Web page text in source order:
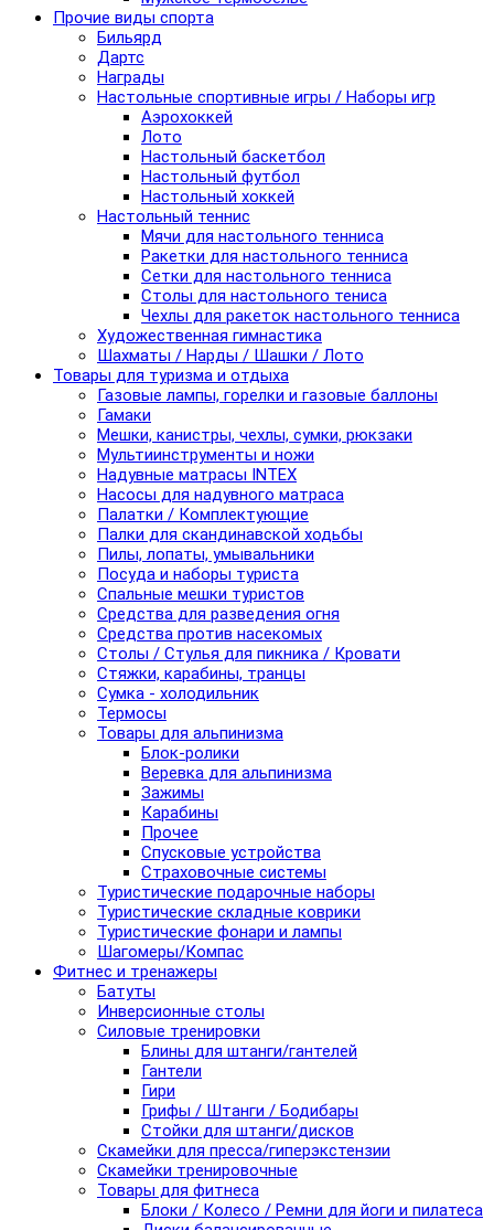
Прочие виды спорта
Бильярд
Дартс
Награды
Настольные спортивные игры / Наборы игр
Аэрохоккей
Лото
Настольный баскетбол
Настольный футбол
Настольный хоккей
Настольный теннис
Мячи для настольного тенниса
Ракетки для настольного тенниса
Сетки для настольного тенниса
Столы для настольного тениса
Чехлы для ракеток настольного тенниса
Художественная гимнастика
Шахматы / Нарды / Шашки / Лото
Товары для туризма и отдыха
Газовые лампы, горелки и газовые баллоны
Гамаки
Мешки, канистры, чехлы, сумки, рюкзаки
Мультиинструменты и ножи
Надувные матрасы INTEX
Насосы для надувного матраса
Палатки / Комплектующие
Палки для скандинавской ходьбы
Пилы, лопаты, умывальники
Посуда и наборы туриста
Спальные мешки туристов
Средства для разведения огня
Средства против насекомых
Столы / Стулья для пикника / Кровати
Стяжки, карабины, транцы
Сумка - холодильник
Термосы
Товары для альпинизма
Блок-ролики
Веревка для альпинизма
Зажимы
Карабины
Прочее
Спусковые устройства
Страховочные системы
Туристические подарочные наборы
Туристические складные коврики
Туристические фонари и лампы
Шагомеры/Компас
Фитнес и тренажеры
Батуты
Инверсионные столы
Силовые тренировки
Блины для штанги/гантелей
Гантели
Гири
Грифы / Штанги / Бодибары
Стойки для штанги/дисков
Скамейки для пресса/гиперэкстензии
Скамейки тренировочные
Товары для фитнеса
Блоки / Колесо / Ремни для йоги и пилатеса